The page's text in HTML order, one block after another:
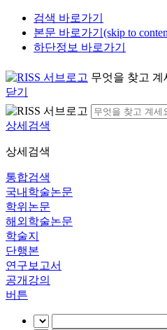
검색 바로가기
본문 바로가기(skip to
하단정보 바로가기
무엇을 찾고 계
닫기
상세검색
상세검색
통합검색
국내학술논문
학위논문
해외학술논문
학술지
단행본
연구보고서
공개강의
버튼